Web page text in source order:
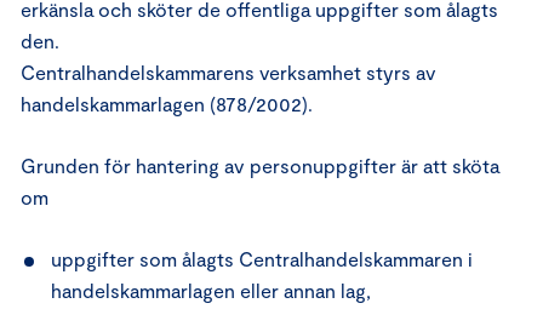
erkänsla och sköter de offentliga uppgifter som ålagts
den.
Centralhandelskammarens verksamhet styrs av
handelskammarlagen (878/2002).
Grunden för hantering av personuppgifter är att sköta
om
uppgifter som ålagts Centralhandelskammaren i
handelskammarlagen eller annan lag,